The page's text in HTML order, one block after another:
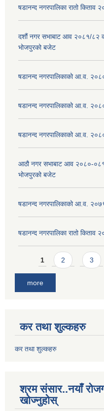
षडानन्द नगरपालिका रातो किताव
दशौं नगर सभाबाट आव २०८१/८२ का
भोजपुरको बजेट
षडानन्द नगरपालिकाको आ.व.
षडानन्द नगरपालिकाको आ.व.
षडानन्द नगरपालिकाको आ.व.
आठौ नगर सभाबाट आव २०८०-०८१
भोजपुरको बजेट
षडानन्द नगरपालिकाको आ.व.
षडानन्द नगरपालिका रातो किताव
Pages
1 2 3
more
कर तथा शुल्कहरु
कर तथा शुल्कहरु
श्रम संसार..नयाँ
खोज्नुहोस्